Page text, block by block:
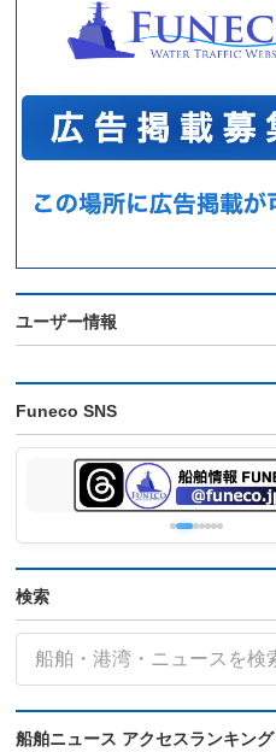
ユーザー情報
Funeco SNS
検索
船舶ニュース アクセスランキング